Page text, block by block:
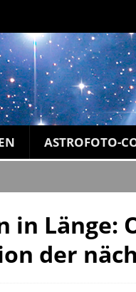
ASTROFOTO-
Länge:
der